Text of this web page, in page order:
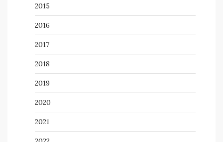
2015
2016
2017
2018
2019
2020
2021